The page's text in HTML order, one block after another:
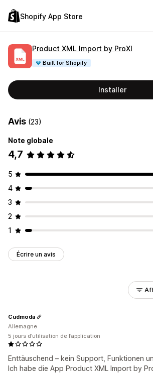
Shopify App Store
Product XML Import by ProXI
Built for Shopify
Installer
Avis (23)
Note globale
4,7
5
4
3
2
1
Écrire un avis
Enttäuschend – kein Support, Funktionen
Ich habe die App Product XML Import by
Cudmoda
Allemagne
5 jours d’utilisation de l’application